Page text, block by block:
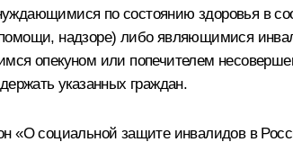
по состоянию здоровья в
надзоре) либо являющимися
опекуном или попечителем
указанных граждан.
«О социальной защите инвалидов в